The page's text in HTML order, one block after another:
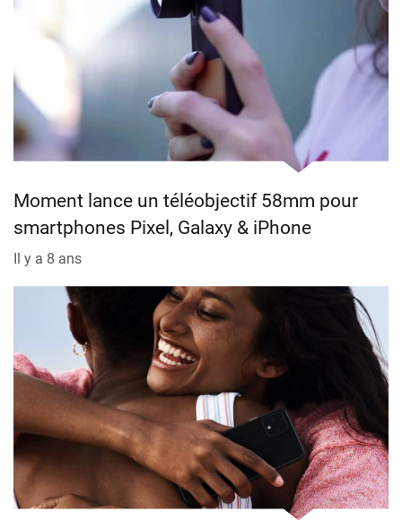
Moment lance un téléobjectif 58mm pour
smartphones Pixel, Galaxy & iPhone
Il y a 8 ans